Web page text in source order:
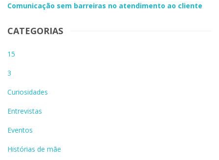
Comunicação sem barreiras no atendimento ao cliente
CATEGORIAS
15
3
Curiosidades
Entrevistas
Eventos
Histórias de mãe